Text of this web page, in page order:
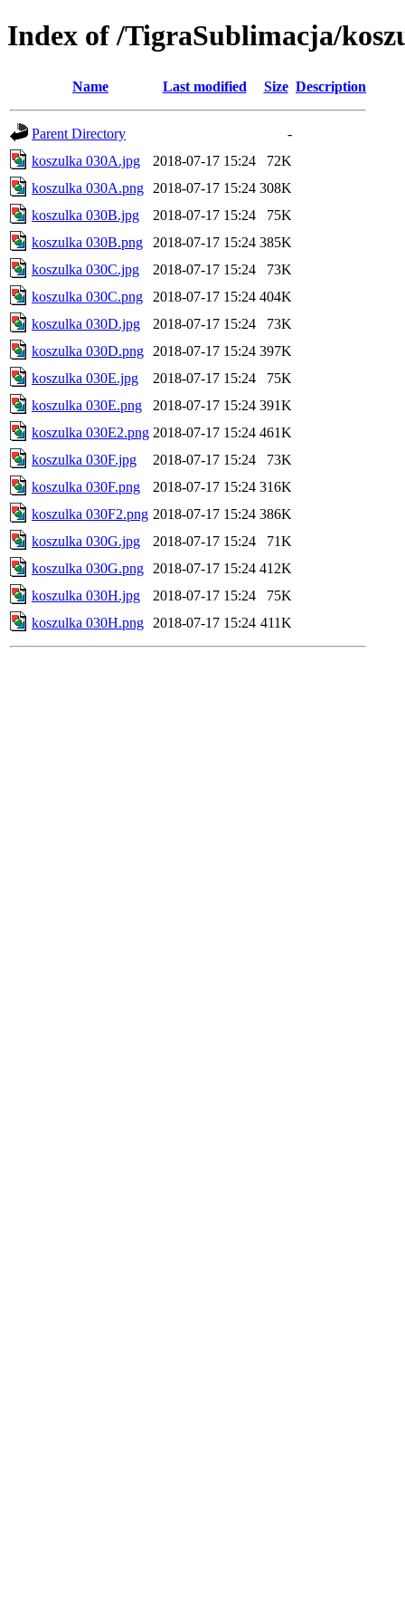
Index of /TigraSublimacja/
Name Last modified Size Description
Parent Directory
-
koszulka 030A.jpg
2018-07-17 15:24
72K
koszulka 030A.png
2018-07-17 15:24 308K
koszulka 030B.jpg
2018-07-17 15:24
75K
koszulka 030B.png
2018-07-17 15:24 385K
koszulka 030C.jpg
2018-07-17 15:24
73K
koszulka 030C.png
2018-07-17 15:24 404K
koszulka 030D.jpg
2018-07-17 15:24
73K
koszulka 030D.png
2018-07-17 15:24 397K
koszulka 030E.jpg
2018-07-17 15:24
75K
koszulka 030E.png
2018-07-17 15:24 391K
koszulka 030E2.png 2018-07-17 15:24 461K
koszulka 030F.jpg
2018-07-17 15:24
73K
koszulka 030F.png
2018-07-17 15:24 316K
koszulka 030F2.png 2018-07-17 15:24 386K
koszulka 030G.jpg
2018-07-17 15:24
71K
koszulka 030G.png
2018-07-17 15:24 412K
koszulka 030H.jpg
2018-07-17 15:24
75K
koszulka 030H.png
2018-07-17 15:24 411K